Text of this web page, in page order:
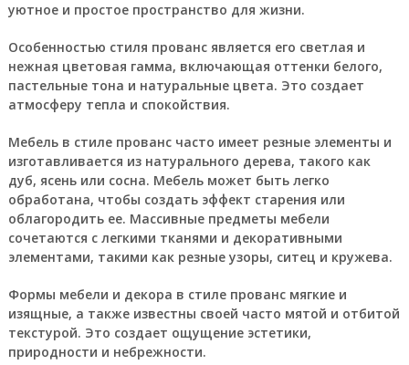
уютное и простое пространство для жизни.
Особенностью стиля прованс является его светлая и
нежная цветовая гамма, включающая оттенки белого,
пастельные тона и натуральные цвета. Это создает
атмосферу тепла и спокойствия.
Мебель в стиле прованс часто имеет резные элементы и
изготавливается из натурального дерева, такого как
дуб, ясень или сосна. Мебель может быть легко
обработана, чтобы создать эффект старения или
облагородить ее. Массивные предметы мебели
сочетаются с легкими тканями и декоративными
элементами, такими как резные узоры, ситец и кружева.
Формы мебели и декора в стиле прованс мягкие и
изящные, а также известны своей часто мятой и отбитой
текстурой. Это создает ощущение эстетики,
природности и небрежности.